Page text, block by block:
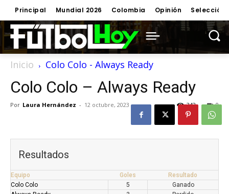
Principal Mundial 2026 Colombia Opinión Selección
Inicio Colo Colo - Always Ready
Colo Colo – Always Ready
Por Laura Hernández - 12 octubre, 2023 0
342
Resultados
Equipo Goles
Resultado
Colo Colo
5
Ganado